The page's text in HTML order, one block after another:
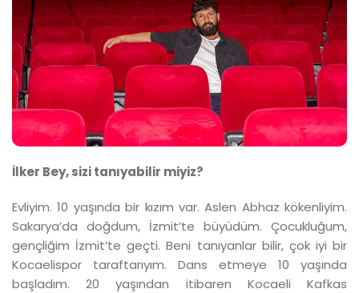
İlker Bey, sizi tanıyabilir miyiz?
Evliyim. 10 yaşında bir kızım var. Aslen Abhaz kökenliyim.
Sakarya’da doğdum, İzmit’te büyüdüm. Çocukluğum,
gençliğim İzmit’te geçti. Beni tanıyanlar bilir, çok iyi bir
Kocaelispor taraftarıyım. Dans etmeye 10 yaşında
başladım. 20 yaşından itibaren Kocaeli Kafkas